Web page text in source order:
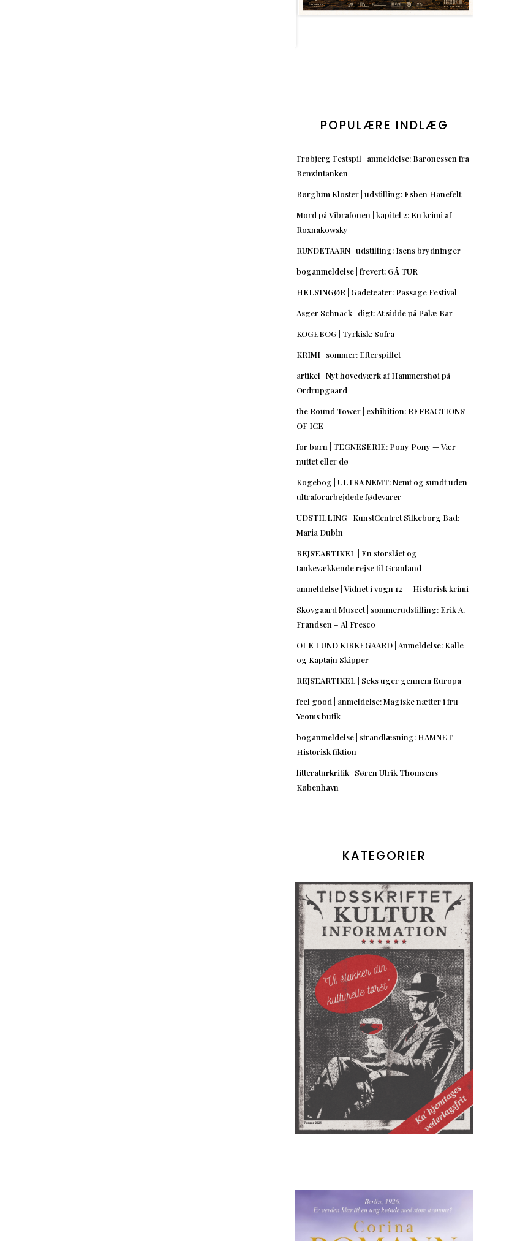
POPULÆRE INDLÆG
Frøbjerg Festspil | anmeldelse: Baronessen fra
Benzintanken
Børglum Kloster | udstilling: Esben Hanefelt
Mord på Vibrafonen | kapitel 2: En krimi af
Roxnakowsky
RUNDETAARN | udstilling: Isens brydninger
boganmeldelse | frevert: GÅ TUR
HELSINGØR | Gadeteater: Passage Festival
Asger Schnack | digt: At sidde på Palæ Bar
KOGEBOG | Tyrkisk: Sofra
KRIMI | sommer: Efterspillet
artikel | Nyt hovedværk af Hammershøi på
Ordrupgaard
the Round Tower | exhibition: REFRACTIONS
OF ICE
for børn | TEGNESERIE: Pony Pony — Vær
nuttet eller dø
Kogebog | ULTRA NEMT: Nemt og sundt uden
ultraforarbejdede fødevarer
UDSTILLING | KunstCentret Silkeborg Bad:
Maria Dubin
REJSEARTIKEL | En storslået og
tankevækkende rejse til Grønland
anmeldelse | Vidnet i vogn 12 — Historisk krimi
Skovgaard Museet | sommerudstilling: Erik A.
Frandsen – Al Fresco
OLE LUND KIRKEGAARD | Anmeldelse: Kalle
og Kaptajn Skipper
REJSEARTIKEL | Seks uger gennem Europa
feel good | anmeldelse: Magiske nætter i fru
Yeoms butik
boganmeldelse | strandlæsning: HAMNET —
Historisk fiktion
litteraturkritik | Søren Ulrik Thomsens
København
KATEGORIER